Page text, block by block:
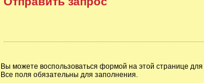
Вы можете воспользоваться формой на этой странице
Все поля обязательны для заполнения.